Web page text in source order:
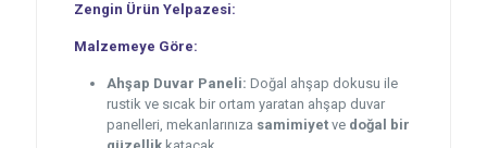
Zengin Ürün Yelpazesi:
Malzemeye Göre:
Ahşap Duvar Paneli: Doğal ahşap dokusu ile
rustik ve sıcak bir ortam yaratan ahşap duvar
panelleri, mekanlarınıza samimiyetve doğal bir